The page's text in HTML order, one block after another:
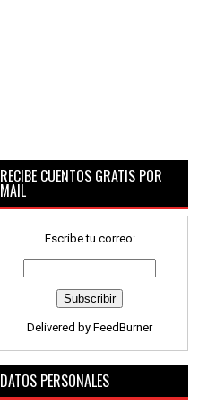
RECIBE CUENTOS GRATIS POR
MAIL
Escribe tu correo:
Delivered by FeedBurner
DATOS PERSONALES